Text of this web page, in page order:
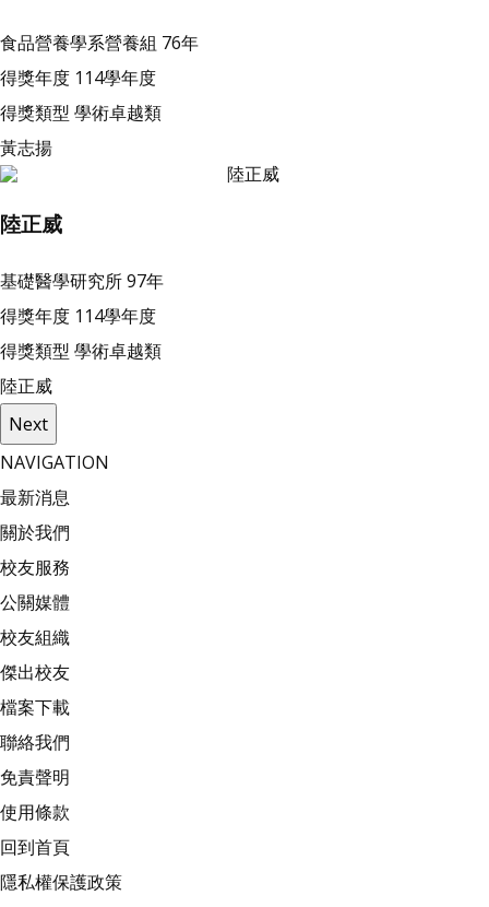
食品營養學系營養組 76年
得獎年度 114學年度
得獎類型 學術卓越類
黃志揚
陸正威
基礎醫學研究所97年
得獎年度 114學年度
得獎類型 學術卓越類
陸正威
Next
NAVIGATION
最新消息
關於我們
校友服務
公關媒體
校友組織
傑出校友
檔案下載
聯絡我們
免責聲明
使用條款
回到首頁
隱私權保護政策